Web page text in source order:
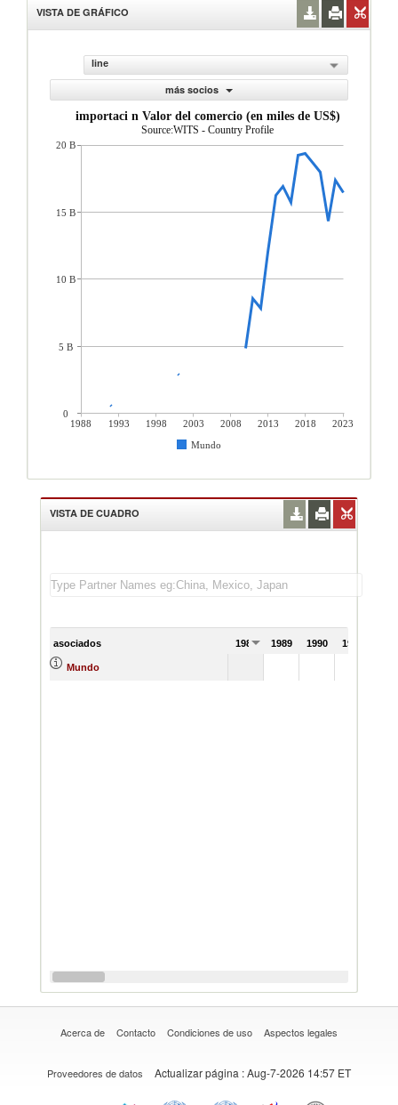
VISTA DE GRÁFICO
line
más socios
importaci n Valor del comercio (en miles de US$)
Source:WITS - Country Profile
1988 1993 1998 2003 2008 2013 2018
2023
Mundo
20 B
15 B
10 B
5 B
0
VISTA DE CUADRO
asociados 1988 1989 1990 1991
Mundo
Acerca de Contacto Condiciones de uso Aspectos legales
Proveedores de datos Actualizar página : Aug-7-2026 14:57 ET